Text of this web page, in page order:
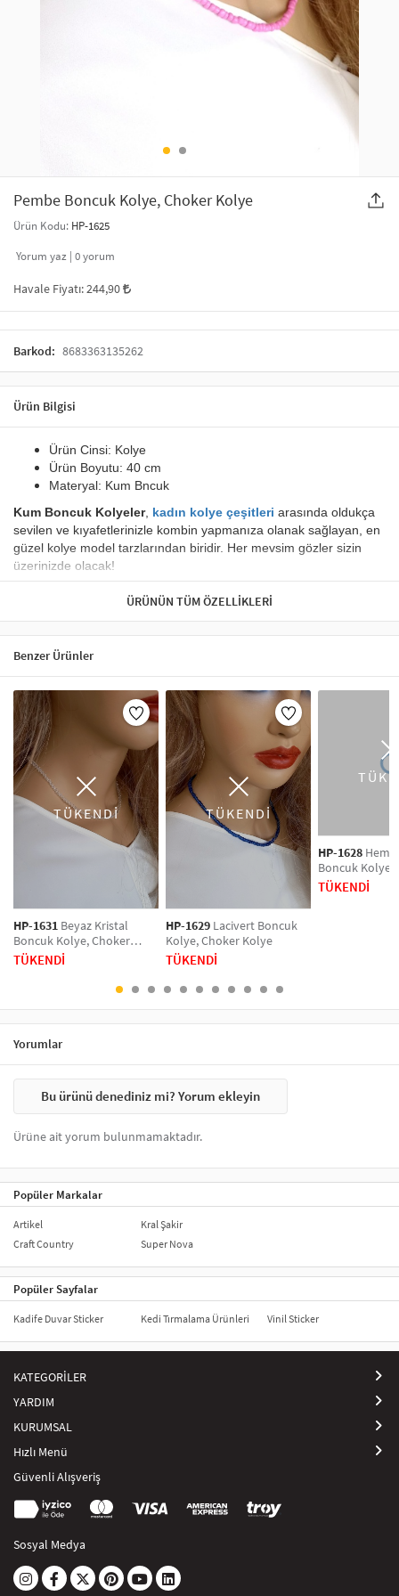
ŞAL VE FULAR
Pembe Boncuk Kolye, Choker Kolye
Ürün Kodu: HP-1625
Yorum yaz | 0yorum
Havale Fiyatı:244,90
Barkod: 8683363135262
Ürün Bilgisi
Ürün Cinsi: Kolye
Ürün Boyutu: 40 cm
Materyal: Kum Bncuk
Kum Boncuk Kolyeler, kadın kolye çeşitleri arasında oldukça
sevilen ve kıyafetlerinizle kombin yapmanıza olanak sağlayan, en
güzel kolye model tarzlarından biridir. Her mevsim gözler sizin
üzerinizde olacak!
Zevkle tasarlanan bu kolyeyi,
mutlulukla ve güvenle
Uzun ömürlü kullanım için krem,parfüm,su gibi maddelere temas
edilmemesi önerilir.
Kolye, takı dünyasında stilinizi en iyi şekilde yansıtan aksesuarlardan
biridir. Artikeldeko’nun kolye koleksiyonu, şıklığı ve zarafeti bir araya
getirir. Choker kolyeler, modern bir görünüm için mükemmel bir tercih
olurken, zincir kolyeler günlük kombinlerinizi tamamlar. Ayrıca taşlı
kolyeler, özel günlerde şıklığınızı artıracak bir seçenek sunar. Kolye
modelleri, her tarza hitap eden farklı tasarımlar ile dikkat çeker. Altın,
gümüş ve renkli seçeneklerle zenginleştirilmiş kolyeler, her anınızı
şıklıkla tamamlar. Tarzınızı vurgulamak için hemen koleksiyonumuzu
ÜRÜNÜN TÜM ÖZELLIKLERI
Benzer Ürünler
TÜKENDİ
HP-1631 Beyaz Kristal
Boncuk Kolye, Choker
Kolye
TÜKENDİ
TÜKENDİ
HP-1629 Lacivert Boncuk
Kolye, Choker Kolye
TÜKENDİ
HP-1628
Boncuk Kolye,
Kolye
TÜKENDİ
Yorumlar
Bu ürünü denediniz mi? Yorum ekleyin
Ürüne ait yorum bulunmamaktadır.
Popüler Markalar
Artikel
Craft Country
Kral Şakir
Super Nova
Popüler Sayfalar
Kadife Duvar Sticker Kedi Tırmalama Ürünleri Vinil Sticker
KATEGORİLER
YARDIM
KURUMSAL
Hızlı Menü
Güvenli Alışveriş
Sosyal Medya